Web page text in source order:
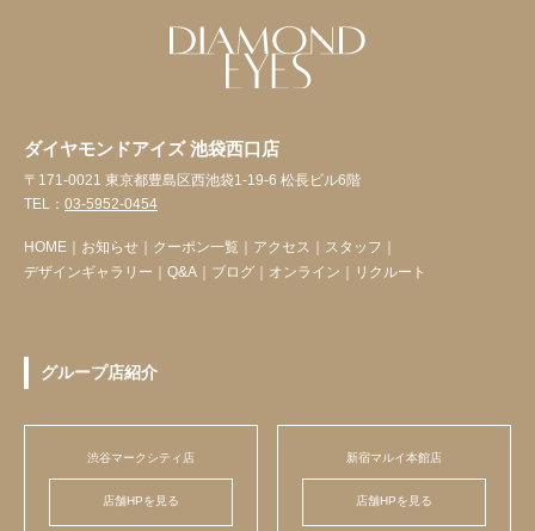
ダイヤモンドアイズ 池袋西口店
〒171-0021 東京都豊島区西池袋1-19-6 松長ビル6階
TEL： 03-5952-0454
HOME ｜ お知らせ ｜ クーポン一覧 ｜ アクセス ｜ スタッフ ｜
デザインギャラリー ｜ Q&A ｜ ブログ ｜ オンライン ｜ リクルート
グループ店紹介
渋谷マークシティ店
店舗HPを見る
新宿マルイ本館店
店舗HPを見る